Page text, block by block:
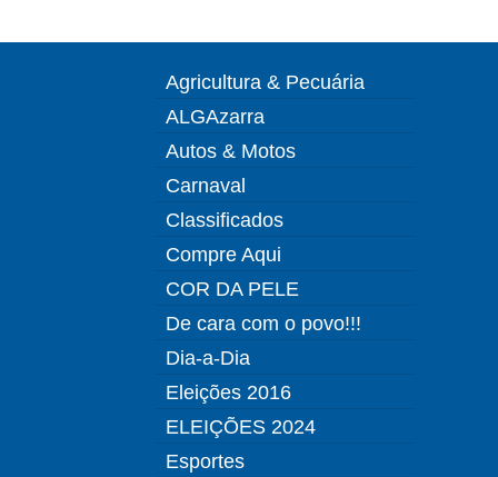
Agricultura & Pecuária
ALGAzarra
Autos & Motos
Carnaval
Classificados
Compre Aqui
COR DA PELE
De cara com o povo!!!
Dia-a-Dia
Eleições 2016
ELEIÇÕES 2024
Esportes